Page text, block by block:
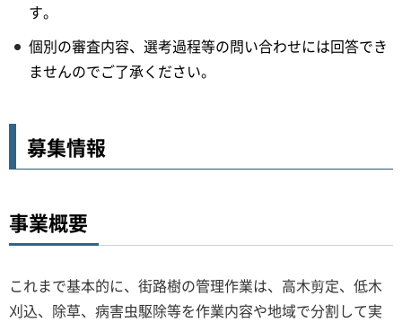
す。
個別の審査内容、選考過程等の問い合わせには回答でき
ませんのでご了承ください。
募集情報
事業概要
これまで基本的に、街路樹の管理作業は、高木剪定、低木
刈込、除草、病害虫駆除等を作業内容や地域で分割して実